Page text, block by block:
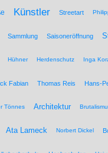
Künstler Streetart
Sammlung Saisoneröffnung
Hühner Herdenschutz Inga
Fabian Thomas Reis Hans-
Tönnes Architektur
Ata Lameck Norbert Dickel